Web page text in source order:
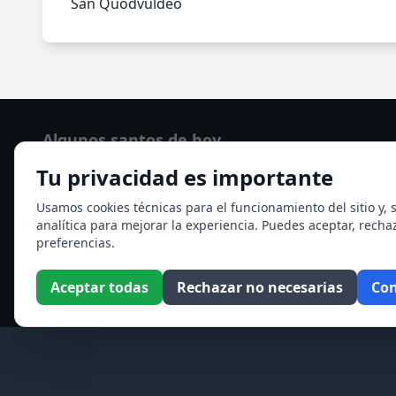
Tu privacidad es importante
Usamos cookies técnicas para el funcionamiento del sitio y,
analítica para mejorar la experiencia. Puedes aceptar,
preferencias.
Aceptar todas Rechazar no necesarias
Algunos santos de hoy
Santo Domingo de Guzmán
Ver todos los santos de hoy